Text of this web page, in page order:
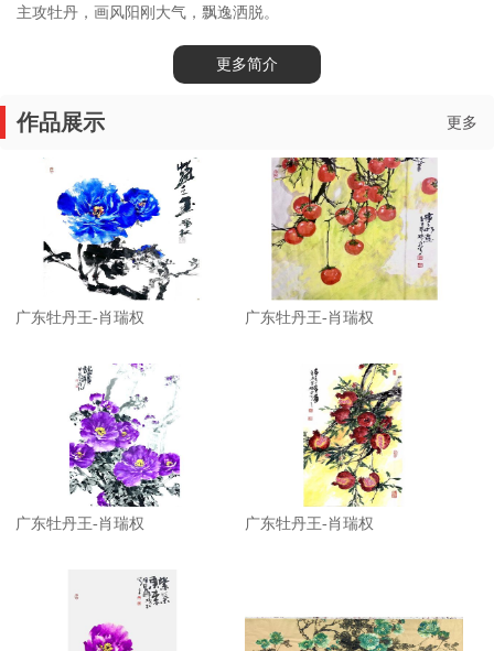
3
主攻牡丹，画风阳刚大气，飘逸洒脱。
更多简介
作品展示 更多
广东牡丹王-肖瑞权 广东牡丹王-肖瑞权
广东牡丹王-肖瑞权 广东牡丹王-肖瑞权